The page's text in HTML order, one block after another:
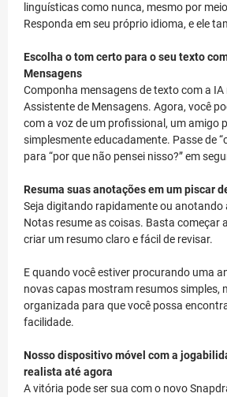
linguísticas como nunca, mesmo por
Responda em seu próprio idioma, e ele
Escolha o tom certo para o seu texto
Mensagens
Componha mensagens de texto com a
Assistente de Mensagens. Agora, você
com a voz de um profissional, um amigo
simplesmente educadamente. Passe de
para “por que não pensei nisso?” em
Resuma suas anotações em um piscar
Seja digitando rapidamente ou anotando
Notas resume as coisas. Basta começar
criar um resumo claro e fácil de revisar.
E quando você estiver procurando uma
novas capas mostram resumos simples,
organizada para que você possa
facilidade.
Nosso dispositivo móvel com a
realista até agora
A vitória pode ser sua com o novo